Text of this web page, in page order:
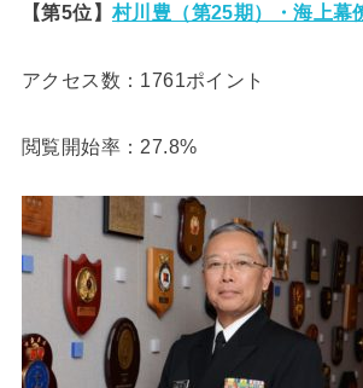
【第5位】村川豊（第25期）・海上幕
アクセス数：1761ポイント
閲覧開始率：27.8%